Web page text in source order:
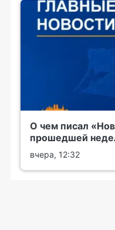
О чем писал
прошедшей
вчера, 12:32